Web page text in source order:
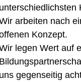
unterschiedlichsten
arbeiten nach
Konzept.
legen Wert auf
uns gegenseitig